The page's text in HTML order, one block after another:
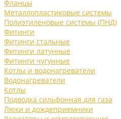
Фланцы
Металлопластиковые системы
Полиэтиленовые системы (ПНД)
Фитинги
Фитинги стальные
Фитинги латунные
Фитинги чугунные
Котлы и водонагреватели
Водонагреватели
Котлы
Подводка сильфонная для газа
Люки и дождеприемники